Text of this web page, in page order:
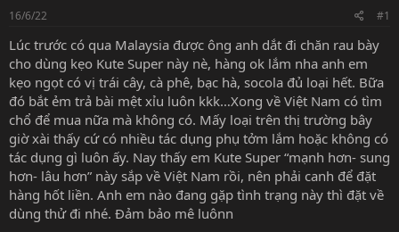
s
t
a
t
e
r
16/6/22 #1
Lúc trước có qua Malaysia được ông anh dắt đi chăn rau bày
cho dùng kẹo Kute Super này nè, hàng ok lắm nha anh em
kẹo ngọt có vị trái cây, cà phê, bạc hà, socola đủ loại hết. Bữa
đó bắt ẻm trả bài mệt xỉu luôn kkk…Xong về Việt Nam có tìm
chổ để mua nữa mà không có. Mấy loại trên thị trường bây
giờ xài thấy cứ có nhiều tác dụng phụ tởm lắm hoặc không có
tác dụng gì luôn ấy. Nay thấy em Kute Super “mạnh hơn- sung
hơn- lâu hơn” này sắp về Việt Nam rồi, nên phải canh để đặt
hàng hốt liền. Anh em nào đang gặp tình trạng này thì đặt về
dùng thử đi nhé. Đảm bảo mê luônn